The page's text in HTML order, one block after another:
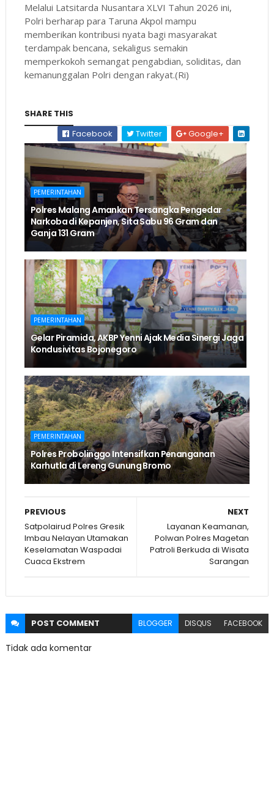
Melalui Latsitarda Nusantara XLVI Tahun 2026 ini,
Polri berharap para Taruna Akpol mampu
memberikan kontribusi nyata bagi masyarakat
terdampak bencana, sekaligus semakin
memperkokoh semangat pengabdian, soliditas, dan
kemanunggalan Polri dengan rakyat.(Ri)
SHARE THIS
Facebook
Twitter Google+
PEMERINTAHAN
Polres Malang Amankan Tersangka Pengedar
Narkoba di Kepanjen, Sita Sabu 96 Gram dan
Ganja 131 Gram
PEMERINTAHAN
Gelar Piramida, AKBP Yenni Ajak Media Sinergi Jaga
Kondusivitas Bojonegoro
PEMERINTAHAN
Polres Probolinggo Intensifkan Penanganan
Karhutla di Lereng Gunung Bromo
NEXT
Layanan Keamanan,
Polwan Polres Magetan
Patroli Berkuda di Wisata
Sarangan
PREVIOUS
Satpolairud Polres Gresik
Imbau Nelayan Utamakan
Keselamatan Waspadai
Cuaca Ekstrem
POST COMMENT BLOGGER DISQUS FACEBOOK
Tidak ada komentar